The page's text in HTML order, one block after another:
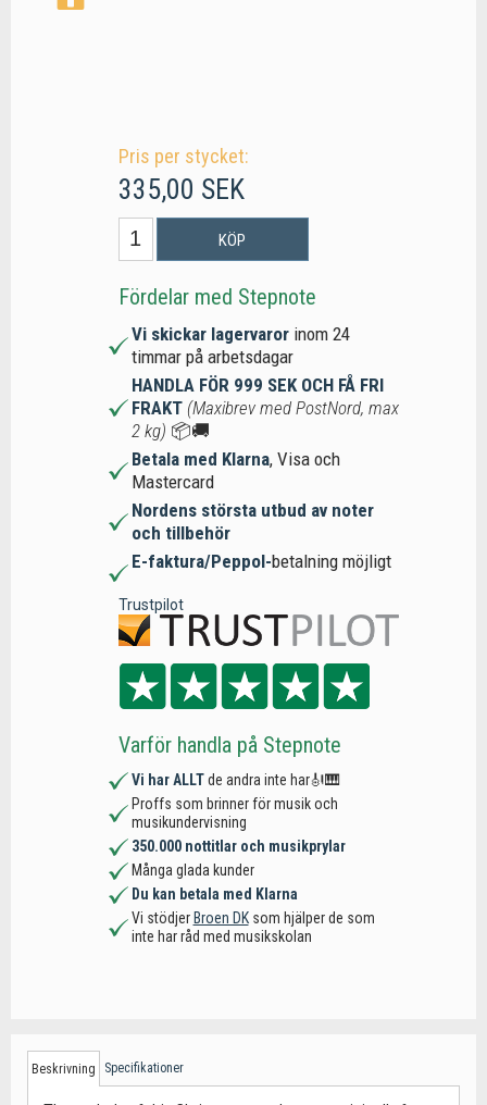
Pris per stycket:
335,00 SEK
KÖP
Fördelar med Stepnote
Vi skickar lagervaror inom 24
timmar på arbetsdagar
HANDLA FÖR 999 SEK OCH FÅ FRI
FRAKT (Maxibrev med PostNord, max
2 kg) 📦🚚
Betala med Klarna, Visa och
Mastercard
Nordens största utbud av noter
och tillbehör
E-faktura/Peppol-betalning möjligt
Trustpilot
Varför handla på Stepnote
Vi har ALLTde andra inte har🎻🎹
Proffs som brinner för musik och
musikundervisning
350.000 nottitlar och musikprylar
Många glada kunder
Du kan betala med Klarna
Vi stödjer Broen DKsom hjälper de som
inte har råd med musikskolan
Beskrivning Specifikationer